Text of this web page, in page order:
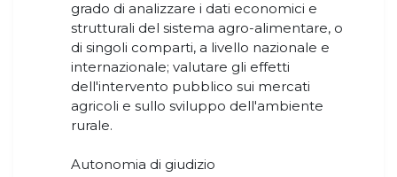
grado di analizzare i dati economici e
strutturali del sistema agro-alimentare, o
di singoli comparti, a livello nazionale e
internazionale; valutare gli effetti
dell'intervento pubblico sui mercati
agricoli e sullo sviluppo dell'ambiente
rurale.
Autonomia di giudizio